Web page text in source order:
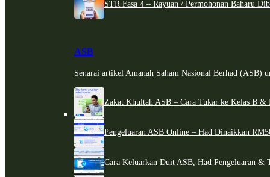
STR Fasa 4 – Rayuan / Permohonan Baharu
ASB
Senarai artikel Amanah Saham Nasional Berhad (ASB)
Zakat Khultah ASB – Cara Tukar ke Kelas B &
Pengeluaran ASB Online – Had Dinaikkan
Cara Keluarkan Duit ASB, Had Pengeluaran &